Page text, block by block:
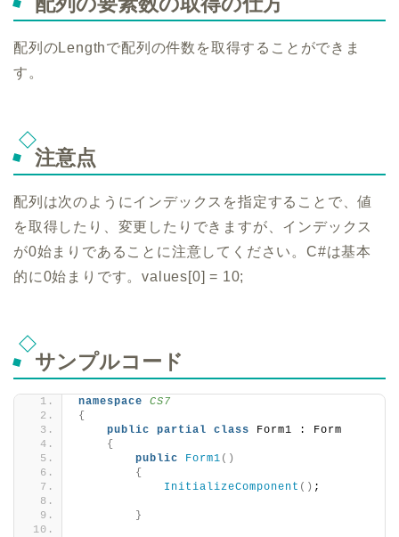
配列のLengthで配列の件数を取得することができま
す。
注意点
配列は次のようにインデックスを指定することで、値
を取得したり、変更したりできますが、インデックス
が0始まりであることに注意してください。C#は基本
的に0始まりです。values[0] = 10;
サンプルコード
namespace CS7
{
public
partial class Form1 : Form
{
public
Form1 ()
{
InitializeComponent () ;
}